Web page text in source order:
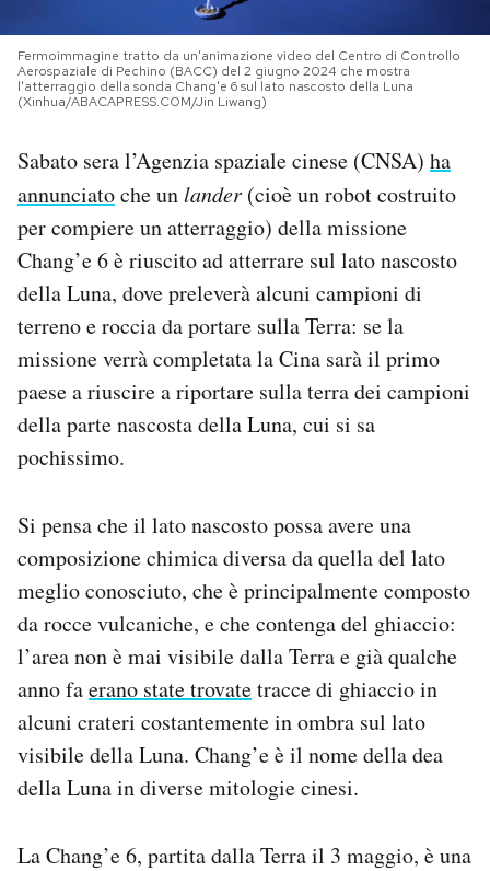
I MIEI PREFERITI
SHOP
CALENDARIO
AREA PERSONALE
Area Personale
Newsletter
Notifiche mobile
Hai bisogno di aiuto?
Esci
Fermoimmagine tratto da un'animazione video del Centro di Controllo
Aerospaziale di Pechino (BACC) del 2 giugno 2024 che mostra
l'atterraggio della sonda Chang'e 6 sul lato nascosto della Luna
(Xinhua/ABACAPRESS.COM/Jin Liwang)
Sabato sera l’Agenzia spaziale cinese (CNSA) ha
annunciatoche unlander (cioè un robot costruito
per compiere un atterraggio) della missione
Chang’e 6 è riuscito ad atterrare sul lato nascosto
della Luna, dove preleverà alcuni campioni di
terreno e roccia da portare sulla Terra: se la
missione verrà completata la Cina sarà il primo
paese a riuscire a riportare sulla terra dei campioni
della parte nascosta della Luna, cui si sa
pochissimo.
Si pensa che il lato nascosto possa avere una
composizione chimica diversa da quella del lato
meglio conosciuto, che è principalmente composto
da rocce vulcaniche, e che contenga del ghiaccio:
l’area non è mai visibile dalla Terra e già qualche
anno faerano state trovatetracce di ghiaccio in
alcuni crateri costantemente in ombra sul lato
visibile della Luna. Chang’e è il nome della dea
della Luna in diverse mitologie cinesi.
La Chang’e 6, partita dalla Terra il 3 maggio, è una